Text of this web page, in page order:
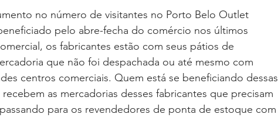
no número de visitantes no Porto Belo Outlet
pelo abre-fecha do comércio nos últimos
os fabricantes estão com seus pátios de
que não foi despachada ou até mesmo com
centros comerciais. Quem está se beneficiando dessas
as mercadorias desses fabricantes que precisam
para os revendedores de ponta de estoque com